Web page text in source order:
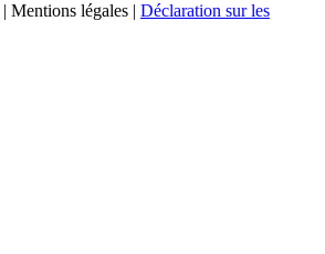
| Mentions légales | Déclaration sur les